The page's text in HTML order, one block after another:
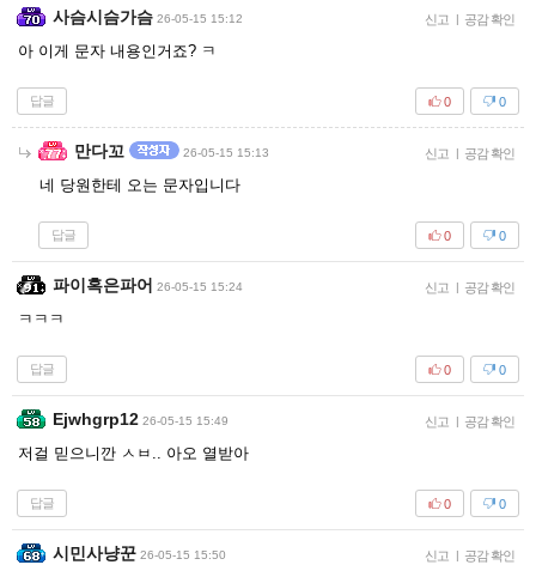
사슴시슴가슴 26-05-15 15:12 신고 | 공감 확인
아 이게 문자 내용인거죠? ㅋ
답글 0
0
만다꼬 26-05-15 15:13 신고 | 공감 확인
네 당원한테 오는 문자입니다
답글 0
0
파이혹은파어 26-05-15 15:24 신고 | 공감 확인
ㅋㅋㅋ
답글 0
0
Ejwhgrp12 26-05-15 15:49 신고 | 공감 확인
저걸 믿으니깐 ㅅㅂ.. 아오 열받아
답글 0
0
시민사냥꾼 26-05-15 15:50 신고 | 공감 확인